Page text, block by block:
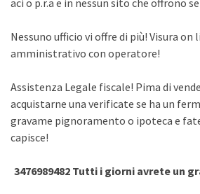
aci o p.r.a e in nessun sito che offrono
Nessuno ufficio vi offre di più! Visura
amministrativo con operatore!
Assistenza Legale fiscale! Pima di
acquistarne una verificate se ha un
gravame pignoramento o ipoteca e
capisce!
3476989482 Tutti i giorni avrete un